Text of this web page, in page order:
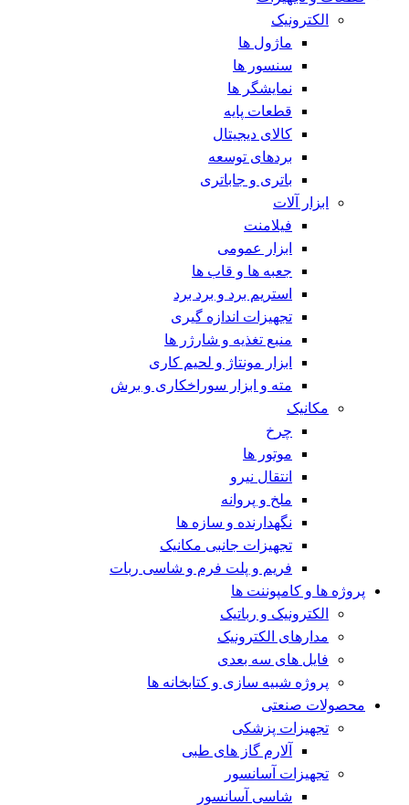
الکترونیک
ماژول ها
سنسور ها
نمایشگر ها
قطعات پایه
کالای دیجیتال
بردهای توسعه
باتری و جاباتری
ابزار آلات
فیلامنت
ابزار عمومی
جعبه ها و قاب ها
استریم برد و برد برد
تجهیزات اندازه گیری
منبع تغذیه و شارژر ها
ابزار مونتاژ و لحیم کاری
مته و ابزار سوراخکاری و برش
مکانیک
چرخ
موتور ها
انتقال نیرو
ملخ و پروانه
نگهدارنده و سازه ها
تجهیزات جانبی مکانیک
فریم و پلت فرم و شاسی ربات
پروژه ها و کامپوننت ها
الکترونیک و رباتیک
مدارهای الکترونیک
فایل های سه بعدی
پروژه شبیه سازی و کتابخانه ها
محصولات صنعتی
تجهیزات پزشکی
آلارم گاز های طبی
تجهیزات آسانسور
شاسی آسانسور